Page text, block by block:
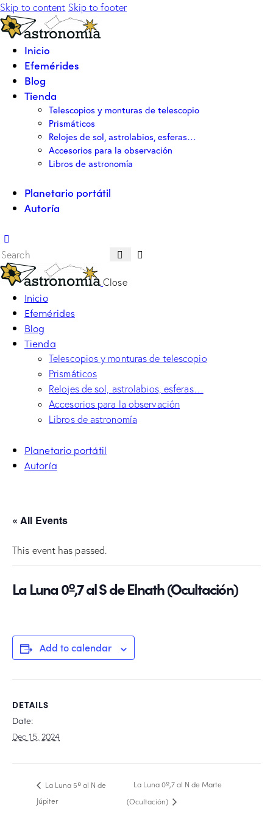
Skip to content Skip to footer
Inicio
Efemérides
Blog
Tienda
Telescopios y monturas de telescopio
Prismáticos
Relojes de sol, astrolabios, esferas…
Accesorios para la observación
Libros de astronomía
Planetario portátil
Autoría
Close
Inicio
Efemérides
Blog
Tienda
Telescopios y monturas de telescopio
Prismáticos
Relojes de sol, astrolabios, esferas…
Accesorios para la observación
Libros de astronomía
Planetario portátil
Autoría
« All Events
This event has passed.
La Luna 0º,7 al S de Elnath (Ocultación)
Add to calendar
DETAILS
Date:
Dec 15, 2024
La Luna 5º al N de
Júpiter
La Luna 0º,7 al N de Marte
(Ocultación)